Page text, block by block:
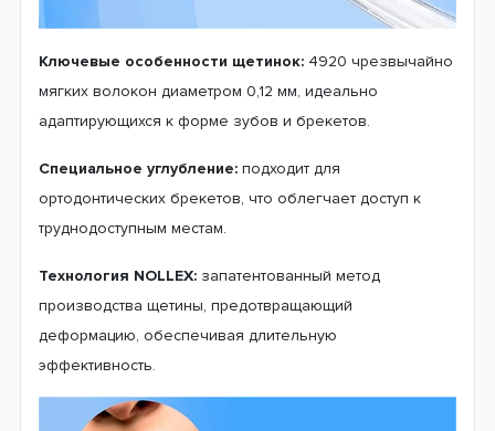
Ключевые особенности щетинок: 4920 чрезвычайно
мягких волокон диаметром 0,12 мм, идеально
адаптирующихся к форме зубов и брекетов.
Специальное углубление: подходит для
ортодонтических брекетов, что облегчает доступ к
труднодоступным местам.
Технология NOLLEX: запатентованный метод
производства щетины, предотвращающий
деформацию, обеспечивая длительную
эффективность.